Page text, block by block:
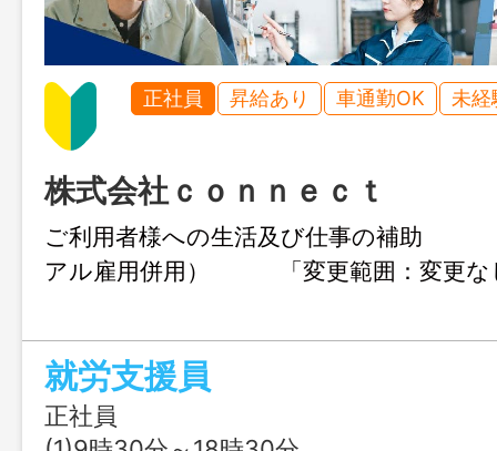
正社員 昇給あり 車通勤OK 未経
株式会社ｃｏｎｎｅｃｔ
ご利用者様への生活及び仕事の
アル雇用併用） 「変更範囲：変更
就労支援員
正社員